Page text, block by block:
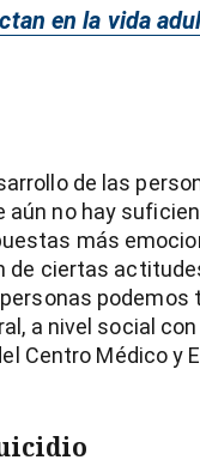
en la vida
de las
aún no hay
más
de ciertas
podemos
a nivel social
Centro Médico y